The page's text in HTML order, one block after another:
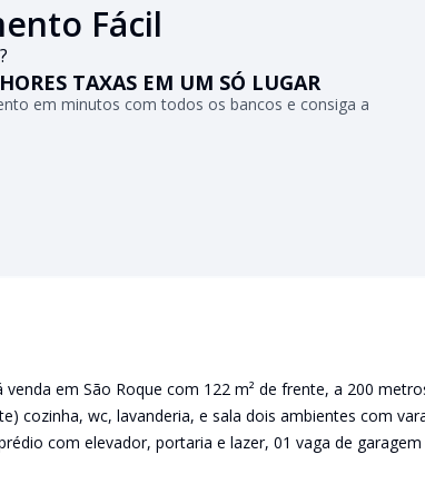
Fácil
TAXAS EM UM SÓ LUGAR
em minutos com todos os bancos e consiga a
em São Roque com 122 m² de frente, a 200
cozinha, wc, lavanderia, e sala dois ambientes com
com elevador, portaria e lazer, 01 vaga de